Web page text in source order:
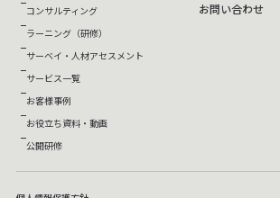
コンサルティング
ラーニング（研修）
サーベイ・人材アセスメント
サービス一覧
お客様事例
お役立ち資料・動画
公開研修
お問い合わせ